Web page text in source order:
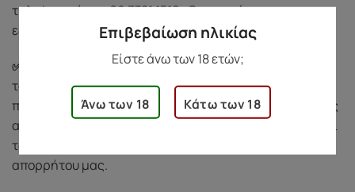
τηλεφωνικά στο69 3721 1519. Θα χαρούμε να σας
εξυπηρετήσουμε με διακριτικότητα και σεβασμό.
✅ Σεβασμός στην Ιδιωτικότητά σας:Προστατεύουμε
τα προσωπικά σας δεδομένα και δεν τα κοινοποιούμε
ποτέ σε τρίτους. Χρησιμοποιούμε τις πληροφορίες σας
αποκλειστικά για την ολοκλήρωση των παραγγελιών και
των υπηρεσιών μας, σύμφωνα με την πολιτική
απορρήτου μας.
Επιβεβαίωση ηλικίας
Είστε άνω των 18 ετών;
Άνω των 18 Κάτω των 18